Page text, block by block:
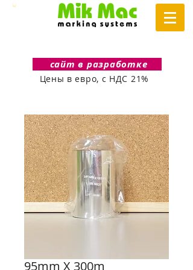
сайт в разработке
Цены в евро, с НДС 21%
95mm X 300m